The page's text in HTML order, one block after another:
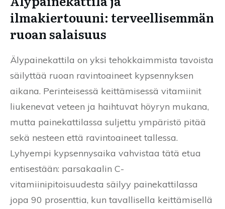
ilmakiertouuni: terveellisemmän
ruoan salaisuus
Älypainekattila on yksi tehokkaimmista tavoista
säilyttää ruoan ravintoaineet kypsennyksen
aikana. Perinteisessä keittämisessä vitamiinit
liukenevat veteen ja haihtuvat höyryn mukana,
mutta painekattilassa suljettu ympäristö pitää
sekä nesteen että ravintoaineet tallessa.
Lyhyempi kypsennysaika vahvistaa tätä etua
entisestään: parsakaalin C-
vitamiinipitoisuudesta säilyy painekattilassa
jopa 90 prosenttia, kun tavallisella keittämisellä